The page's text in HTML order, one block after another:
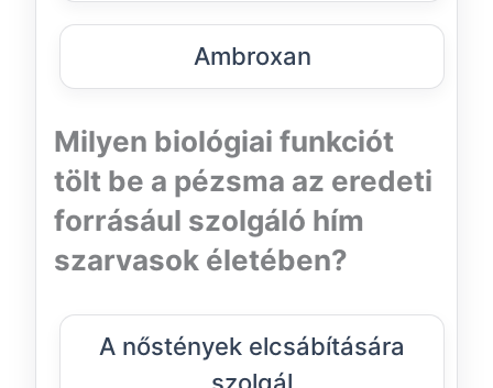
Ambroxan
Milyen biológiai funkciót
tölt be a pézsma az eredeti
forrásául szolgáló hím
szarvasok életében?
A nőstények elcsábítására